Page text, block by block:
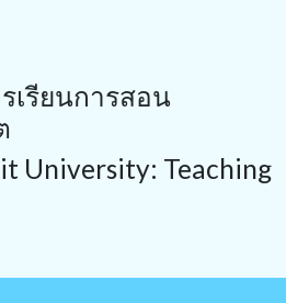
เรียนการสอน
University: Teaching